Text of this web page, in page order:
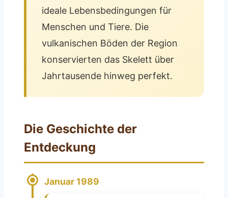
ideale Lebensbedingungen für
Menschen und Tiere. Die
vulkanischen Böden der Region
konservierten das Skelett über
Jahrtausende hinweg perfekt.
Die Geschichte der
Entdeckung
Januar 1989